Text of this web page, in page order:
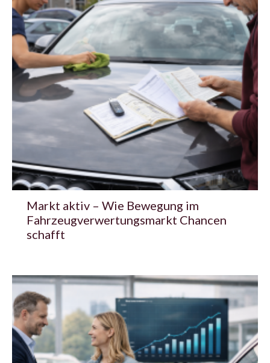
Markt aktiv – Wie Bewegung im
Fahrzeugverwertungsmarkt Chancen
schafft